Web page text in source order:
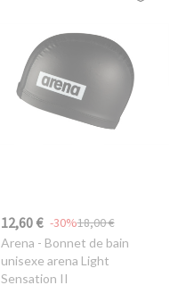
12,60 € 18,00 €
-30%
Arena - Bonnet de bain
unisexe arena Light
Sensation II